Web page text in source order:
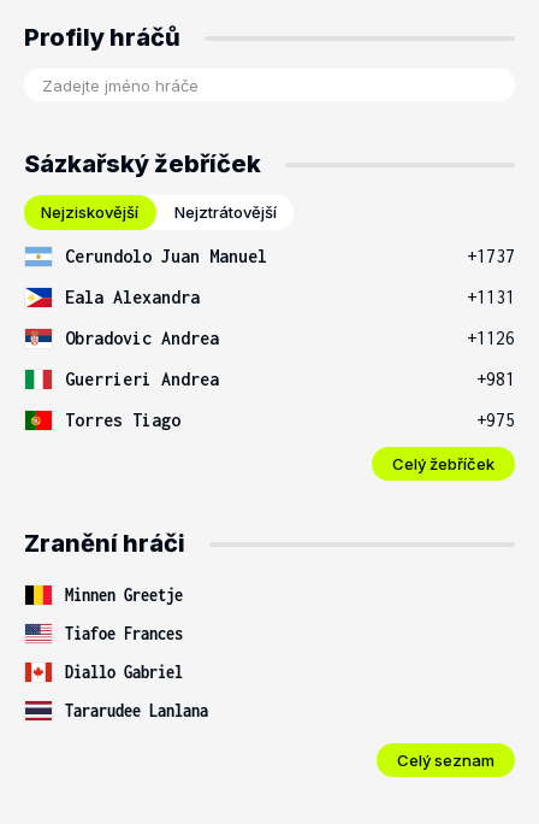
Profily hráčů
Sázkařský žebříček
Nejziskovější Nejztrátovější
Cerundolo Juan Manuel
+1737
Eala Alexandra
+1131
Obradovic Andrea
+1126
Guerrieri Andrea
+981
Torres Tiago
+975
Celý žebříček
Zranění hráči
Minnen Greetje
Tiafoe Frances
Diallo Gabriel
Tararudee Lanlana
Celý seznam